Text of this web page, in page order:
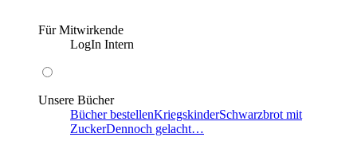
Für Mitwirkende
LogIn Intern
Unsere Bücher
Bücher bestellenKriegskinderSchwarzbrot mit
ZuckerDennoch gelacht…